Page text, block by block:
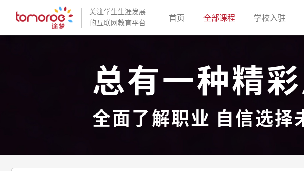
关注学生生涯发展
的互联网教育平台
首页(current)全部课程(current)学校入驻
总有一种精
全面了解职业 自信选择